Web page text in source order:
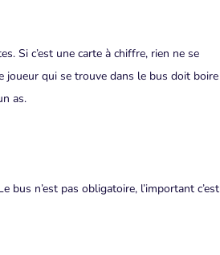
Si c’est une carte à chiffre, rien ne se
joueur qui se trouve dans le bus doit boire
as.
bus n’est pas obligatoire, l’important c’est